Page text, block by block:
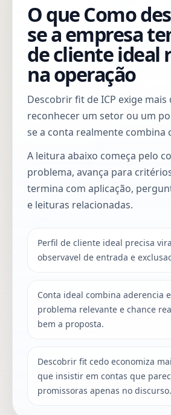
O que Como
se a empresa
de cliente ideal
na operação
Descobrir fit de ICP exige mais
reconhecer um setor ou um
se a conta realmente combina
A leitura abaixo começa pelo
problema, avança para
termina com aplicação,
e leituras relacionadas.
Perfil de cliente ideal precisa
observavel de entrada e
Conta ideal combina aderencia
problema relevante e chance
bem a proposta.
Descobrir fit cedo economiza
que insistir em contas que
promissoras apenas no discurso.